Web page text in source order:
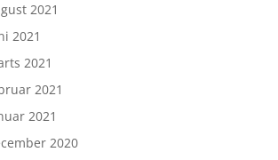
2021
2021
2021
2021
2021
2020